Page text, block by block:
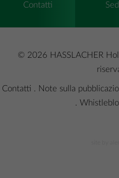
Contatti
© 2026 HASSLACHER
Contatti Note sulla
.